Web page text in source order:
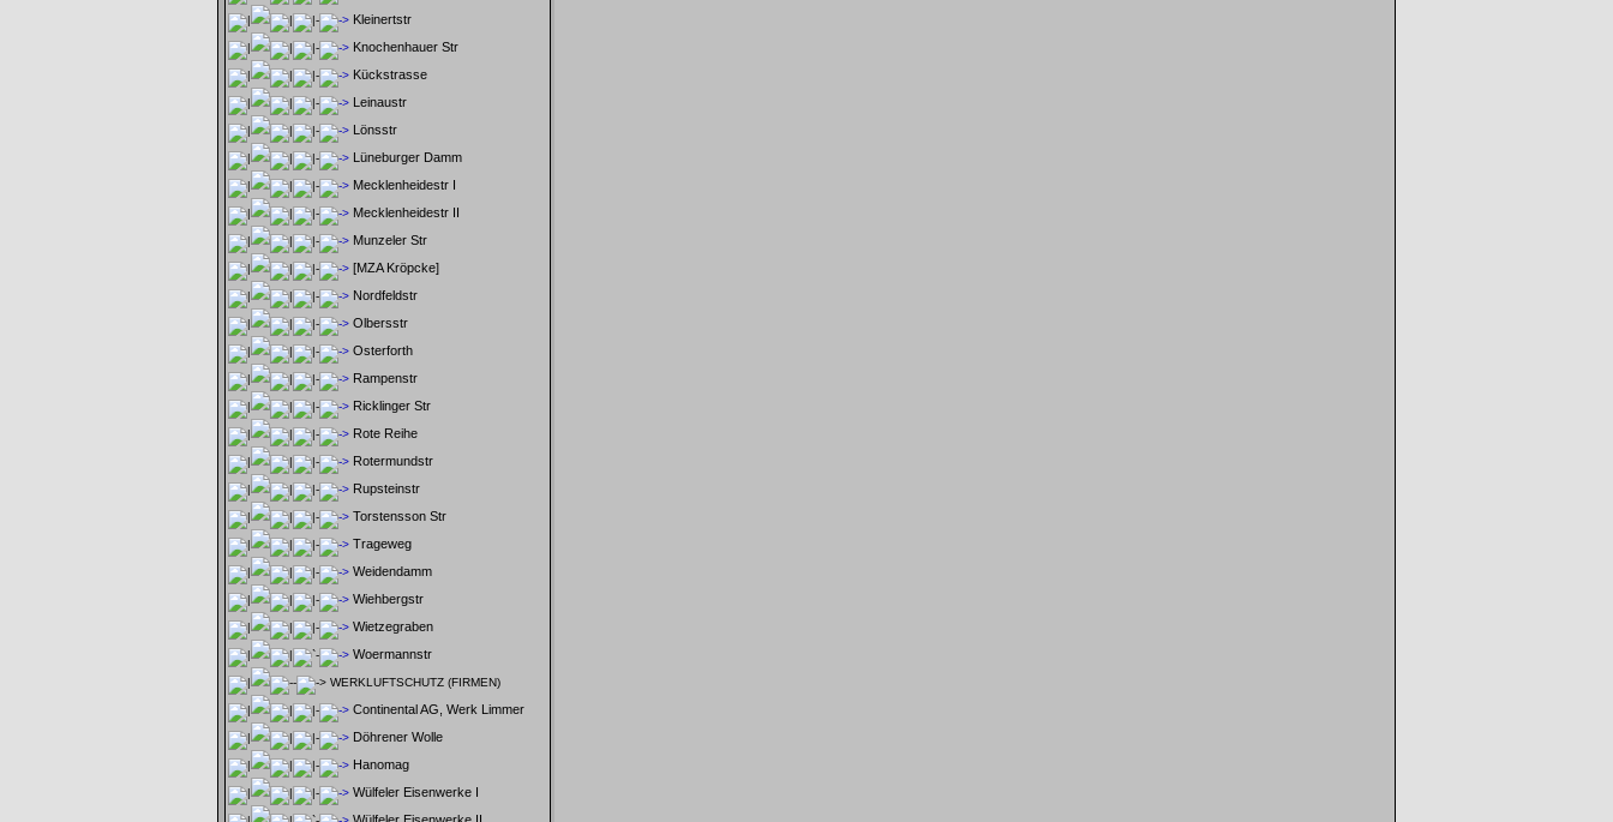
Kleinertstr
Knochenhauer Str
Kückstrasse
Leinaustr
Lönsstr
Lüneburger Damm
Mecklenheidestr I
Mecklenheidestr II
Munzeler Str
[MZA Kröpcke]
Nordfeldstr
Olbersstr
Osterforth
Rampenstr
Ricklinger Str
Rote Reihe
Rotermundstr
Rupsteinstr
Torstensson Str
Trageweg
Weidendamm
Wiehbergstr
Wietzegraben
Woermannstr
WERKLUFTSCHUTZ (FIRMEN)
Continental AG, Werk Limmer
Döhrener Wolle
Hanomag
Wülfeler Eisenwerke I